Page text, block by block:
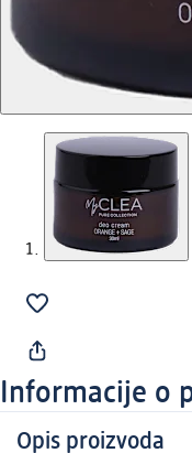
Informacije o
Opis proizvoda